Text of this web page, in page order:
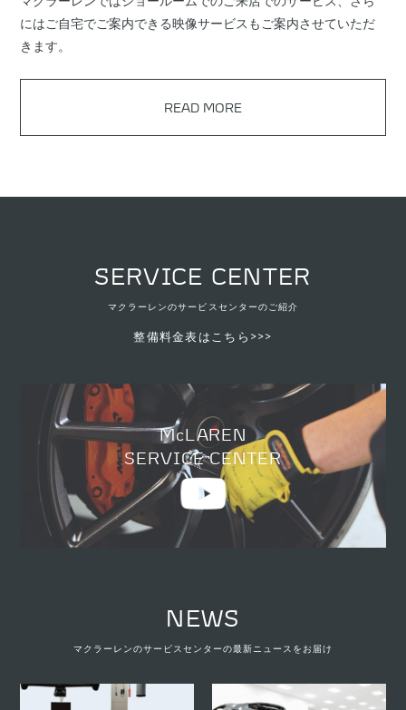
にはご自宅でご案内できる映像サービスもご案内させていただ
きます。
READ MORE
SERVICE CENTER
マクラーレンのサービスセンターのご紹介
整備料金表はこちら>>>
McLAREN
SERVICE CENTER
NEWS
マクラーレンのサービスセンターの最新ニュースをお届け